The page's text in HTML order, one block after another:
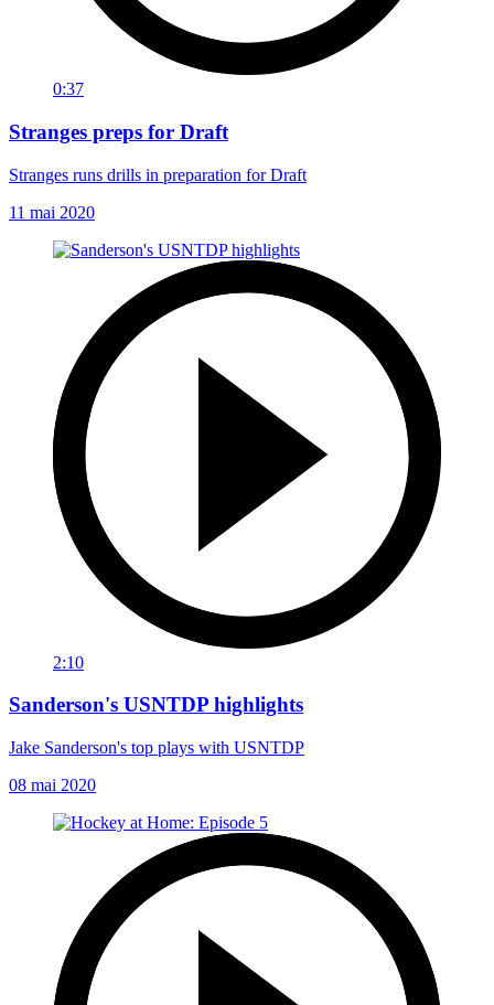
0:37
Stranges preps for Draft
Stranges runs drills in preparation for Draft
11 mai 2020
2:10
Sanderson's USNTDP highlights
Jake Sanderson's top plays with USNTDP
08 mai 2020